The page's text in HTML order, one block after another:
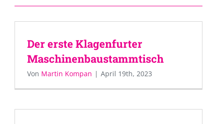
Der erste Klagenfurter
Maschinenbaustammtisch
Von Martin Kompan | April 19th, 2023